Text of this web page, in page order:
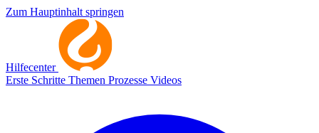
Zum Hauptinhalt springen
Hilfecenter
Erste Schritte Themen Prozesse Videos